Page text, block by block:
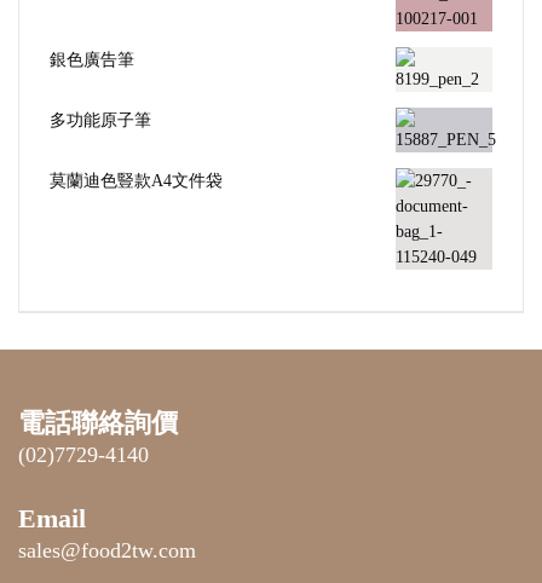
銀色廣告筆
多功能原子筆
莫蘭迪色豎款A4文件袋
電話聯絡詢價
(02)7729-4140
Email
sales@food2tw.com